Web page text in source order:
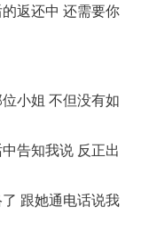
返还中 还需要你
小姐 不但没有如
告知我说 反正出
跟她通电话说我